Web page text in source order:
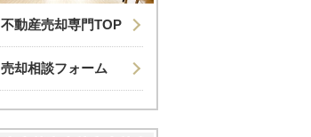
不動産売却専門TOP
売却相談フォーム